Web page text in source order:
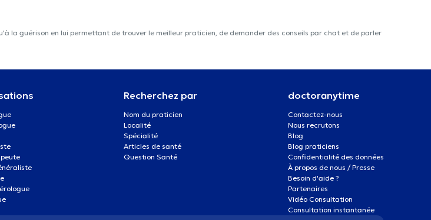
la guérison en lui permettant de trouver le meilleur praticien, de demander des conseils par chat et de parler
Recherchez par
Nom du praticien
Localité
Spécialité
Articles de santé
Question Santé
doctoranytime
Contactez-nous
Nous recrutons
Blog
Blog praticiens
Confidentialité des données
À propos de nous / Presse
Besoin d'aide ?
Partenaires
Vidéo Consultation
Consultation instantanée